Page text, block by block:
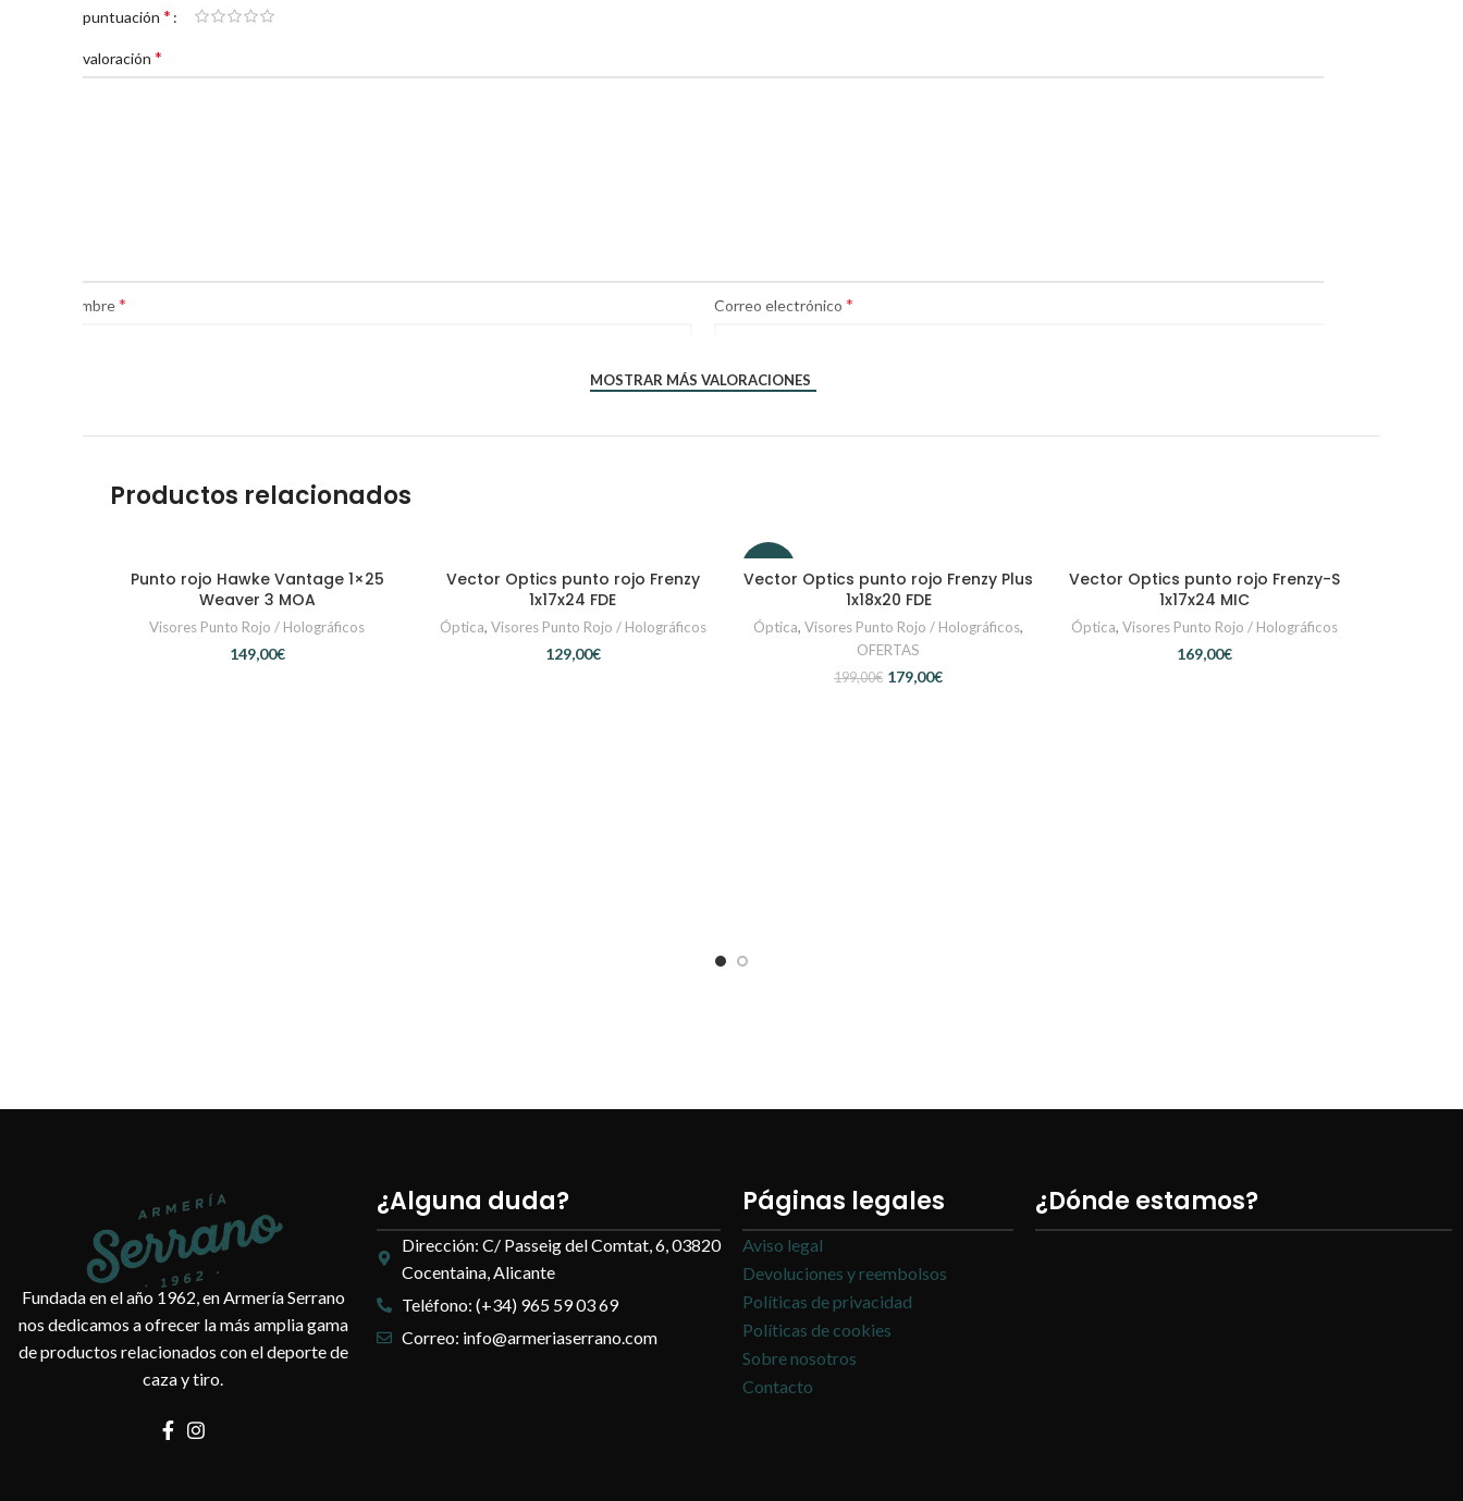
Tu puntuación *
Tu valoración *
Nombre* Correo electrónico *
MOSTRAR MÁS VALORACIONES
Productos relacionados
AÑADIR AL CARRITO
Punto rojo Hawke Vantage 1×25
Weaver 3 MOA
Visores Punto Rojo / Holográficos
€
AÑADIR AL CARRITO
Vector Optics punto rojo Frenzy
1x17x24 FDE
Óptica, Visores Punto Rojo / Holográficos
€
-10%
AÑADIR AL CARRITO
Vector Optics punto rojo Frenzy Plus
1x18x20 FDE
Óptica, Visores Punto Rojo / Holográficos,
OFERTAS
199,00€ 179,00€
AÑADIR AL CARRITO
Vector Optics punto rojo Frenzy-S
1x17x24 MIC
Óptica, Visores Punto Rojo / Holográficos
€
Fundada en el año 1962, en Armería Serrano
nos dedicamos a ofrecer la más amplia gama
de productos relacionados con el deporte de
caza y tiro.
¿Alguna duda?
Dirección: C/ Passeig del Comtat, 6, 03820
Cocentaina, Alicante
Teléfono: (+34) 965 59 03 69
Correo: info@armeriaserrano.com
Páginas legales
Aviso legal
Devoluciones y reembolsos
Políticas de privacidad
Políticas de cookies
Sobre nosotros
Contacto
¿Dónde estamos?